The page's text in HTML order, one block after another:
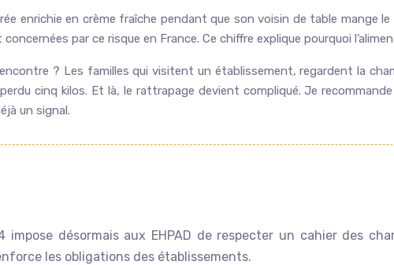
enrichie en crème fraîche pendant que son voisin de table mange
par ce risque en France. Ce chiffre explique pourquoi
? Les familles qui visitent un établissement, regardent la
cinq kilos. Et là, le rattrapage devient compliqué. Je
un signal.
impose désormais aux EHPAD de respecter un cahier des
les obligations des établissements.